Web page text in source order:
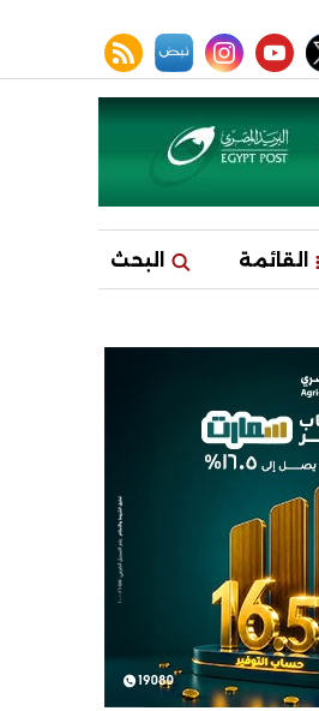
youtube
instagram
نبض rss feed
القائمة البحث